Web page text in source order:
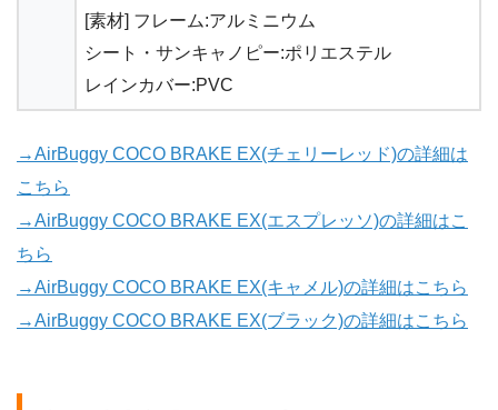
[素材] フレーム:アルミニウム
シート・サンキャノピー:ポリエステル
レインカバー:PVC
→AirBuggy COCO BRAKE EX(チェリーレッド)の詳細は
こちら
→AirBuggy COCO BRAKE EX(エスプレッソ)の詳細はこ
ちら
→AirBuggy COCO BRAKE EX(キャメル)の詳細はこちら
→AirBuggy COCO BRAKE EX(ブラック)の詳細はこちら